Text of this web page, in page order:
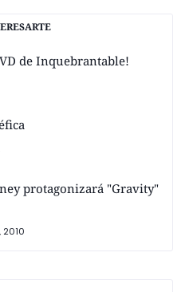
de Inquebrantable!
protagonizará "Gravity"
2010